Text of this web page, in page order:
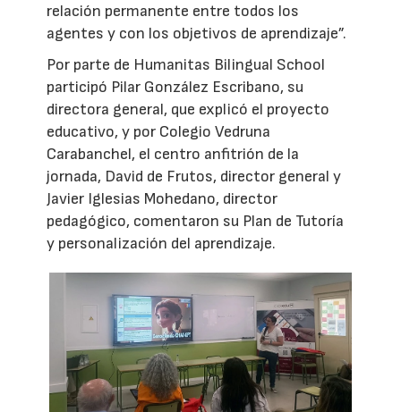
relación permanente entre todos los
agentes y con los objetivos de aprendizaje”.
Por parte de Humanitas Bilingual School
participó Pilar González Escribano, su
directora general, que explicó el proyecto
educativo, y por Colegio Vedruna
Carabanchel, el centro anfitrión de la
jornada, David de Frutos, director general y
Javier Iglesias Mohedano, director
pedagógico, comentaron su Plan de Tutoría
y personalización del aprendizaje.